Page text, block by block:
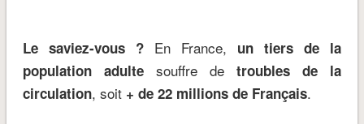
Le saviez-vous ? En France, un tiers de la
population adultesouffre detroubles de la
circulation, soit + de 22 millions de Français.